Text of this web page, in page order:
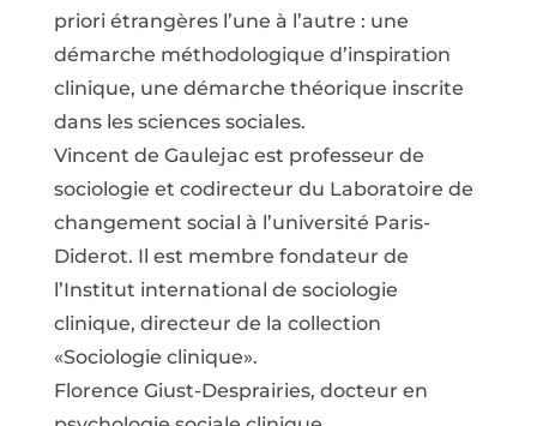
priori étrangères l’une à l’autre : une
démarche méthodologique d’inspiration
clinique, une démarche théorique inscrite
dans les sciences sociales.
Vincent de Gaulejac est professeur de
sociologie et codirecteur du Laboratoire de
changement social à l’université Paris-
Diderot. Il est membre fondateur de
l’Institut international de sociologie
clinique, directeur de la collection
«Sociologie clinique».
Florence Giust-Desprairies, docteur en